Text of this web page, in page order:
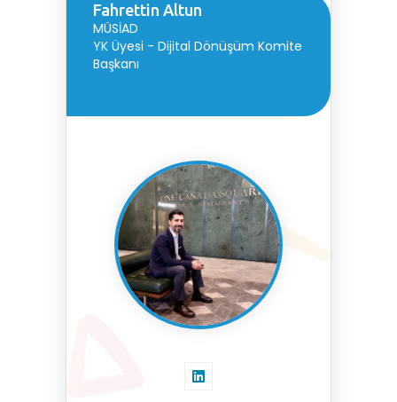
Fahrettin Altun
MÜSİAD
YK Üyesi - Dijital Dönüşüm Komite
Başkanı